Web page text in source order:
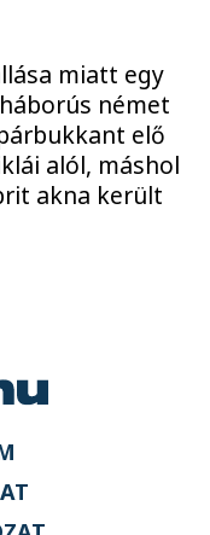
miatt egy
német
elő
alól, máshol
akna került